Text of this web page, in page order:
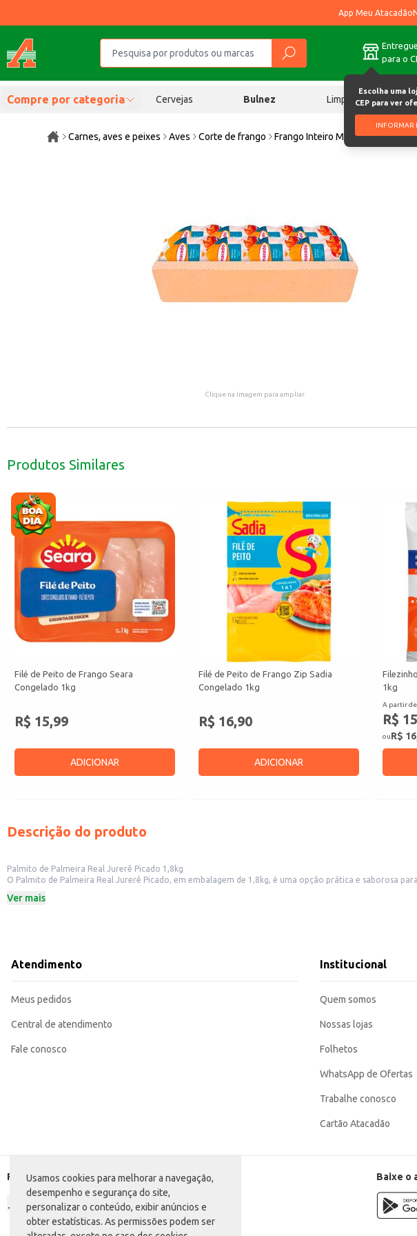
Usamos cookies para melhorar a navegação,
desempenho e segurança do site,
personalizar o conteúdo, exibir anúncios e
obter estatísticas. As permissões podem ser
App Meu Atacadão
para o
Escolha uma
CEP para ver
INFORMAR
Compre por categoria Cervejas Bulnez Limpeza
Carnes, aves e peixes Aves Corte de frango Frango Inteiro Macedo
Clique na imagem para ampliar.
Produtos Similares
Filé de Peito de Frango Seara
Congelado 1kg
R$ 15,99
ADICIONAR
Filé de Peito de Frango Zip Sadia
Congelado 1kg
R$ 16,90
ADICIONAR
1kg
A partir de
R$
ouR$
Descrição do produto
Palmito de Palmeira Real Jurerê Picado 1,8kg
O Palmito de Palmeira Real Jurerê Picado, em embalagem de 1,8kg, é uma opção prática e saborosa
Dicas de Uso:
Ver mais
Atendimento
Meus pedidos
Central de atendimento
Fale conosco
Institucional
Quem somos
Nossas lojas
Folhetos
WhatsApp de Ofertas
Trabalhe conosco
Cartão Atacadão
Formas de pagamento Baixe o